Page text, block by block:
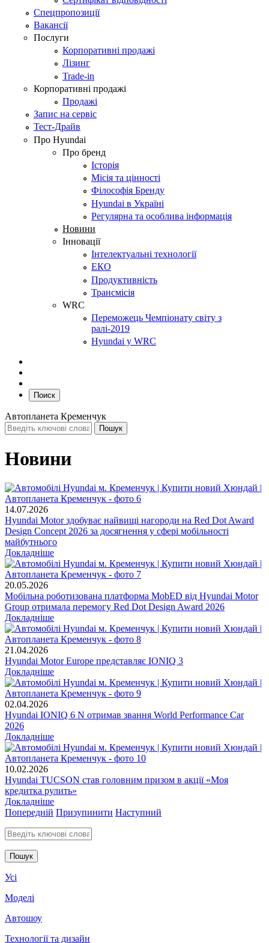
Спецпропозиції
Вакансії
Послуги
Корпоративні продажі
Лізинг
Trade-in
Корпоративні продажі
Продажі
Запис на сервіс
Тест-Драйв
Про Hyundai
Про бренд
Історія
Місія та цінності
Філософія Бренду
Hyundai в Україні
Регулярна та особлива інформація
Новини
Інновації
Інтелектуальні технології
ЕКО
Продуктивність
Трансмісія
WRC
Переможець Чемпіонату світу з
ралі-2019
Hyundai у WRC
Поиск
Автопланета Кременчук
Новини
14.07.2026
Hyundai Motor здобуває найвищі нагороди на Red Dot Award
Design Concept 2026 за досягнення у сфері мобільності
майбутнього
Докладніше
20.05.2026
Мобільна роботизована платформа MobED від Hyundai Motor
Group отримала перемогу Red Dot Design Award 2026
Докладніше
21.04.2026
Hyundai Motor Europe представляє IONIQ 3
Докладніше
02.04.2026
Hyundai IONIQ 6 N отримав звання World Performance Car
2026
Докладніше
10.02.2026
Hyundai TUCSON став головним призом в акції «Моя
кредитка рулить»
Докладніше
Попередній Призупинити Наступний
Введіть ключові слова для пошуку
Усі
Моделі
Автошоу
Технології та дизайн